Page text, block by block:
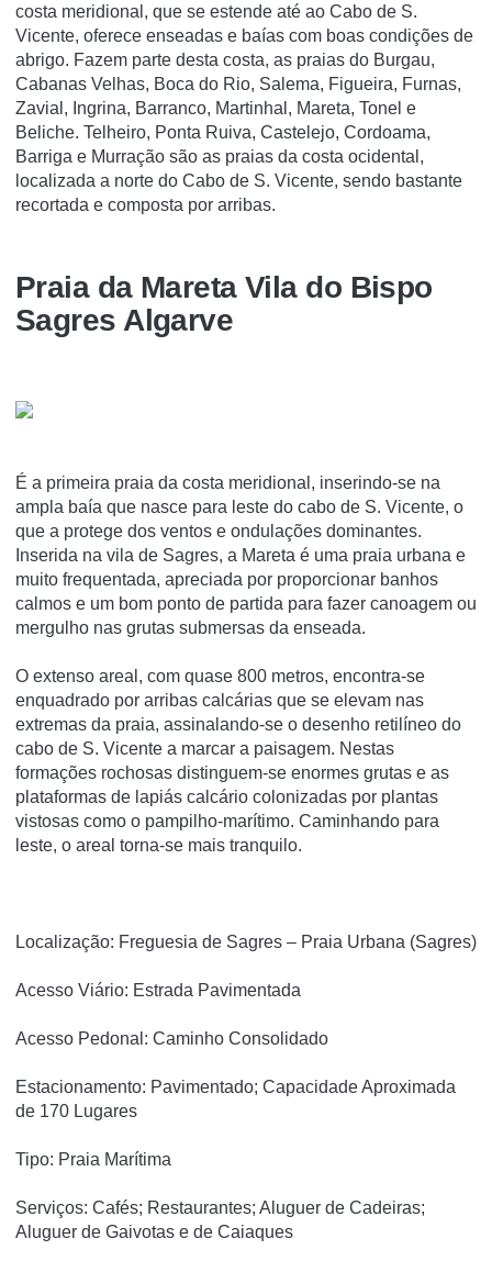
costa meridional, que se estende até ao Cabo de S.
Vicente, oferece enseadas e baías com boas condições de
abrigo. Fazem parte desta costa, as praias do Burgau,
Cabanas Velhas, Boca do Rio, Salema, Figueira, Furnas,
Zavial, Ingrina, Barranco, Martinhal, Mareta, Tonel e
Beliche. Telheiro, Ponta Ruiva, Castelejo, Cordoama,
Barriga e Murração são as praias da costa ocidental,
localizada a norte do Cabo de S. Vicente, sendo bastante
recortada e composta por arribas.
Praia da Mareta Vila do Bispo
Sagres Algarve
É a primeira praia da costa meridional, inserindo-se na
ampla baía que nasce para leste do cabo de S. Vicente, o
que a protege dos ventos e ondulações dominantes.
Inserida na vila de Sagres, a Mareta é uma praia urbana e
muito frequentada, apreciada por proporcionar banhos
calmos e um bom ponto de partida para fazer canoagem ou
mergulho nas grutas submersas da enseada.
O extenso areal, com quase 800 metros, encontra-se
enquadrado por arribas calcárias que se elevam nas
extremas da praia, assinalando-se o desenho retilíneo do
cabo de S. Vicente a marcar a paisagem. Nestas
formações rochosas distinguem-se enormes grutas e as
plataformas de lapiás calcário colonizadas por plantas
vistosas como o pampilho-marítimo. Caminhando para
leste, o areal torna-se mais tranquilo.
Localização: Freguesia de Sagres – Praia Urbana (Sagres)
Acesso Viário: Estrada Pavimentada
Acesso Pedonal: Caminho Consolidado
Estacionamento: Pavimentado; Capacidade Aproximada
de 170 Lugares
Tipo: Praia Marítima
Serviços: Cafés; Restaurantes; Aluguer de Cadeiras;
Aluguer de Gaivotas e de Caiaques